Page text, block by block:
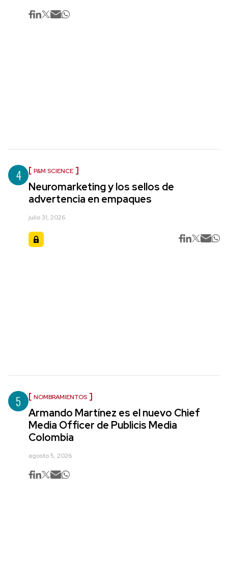
4 P&M SCIENCE
Neuromarketing y los sellos de
advertencia en empaques
julio 31, 2026
5 NOMBRAMIENTOS
Armando Martínez es el nuevo Chief
Media Officer de Publicis Media
Colombia
agosto 5, 2026